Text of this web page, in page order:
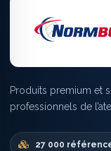
Produits premium et
professionnels de
27 000